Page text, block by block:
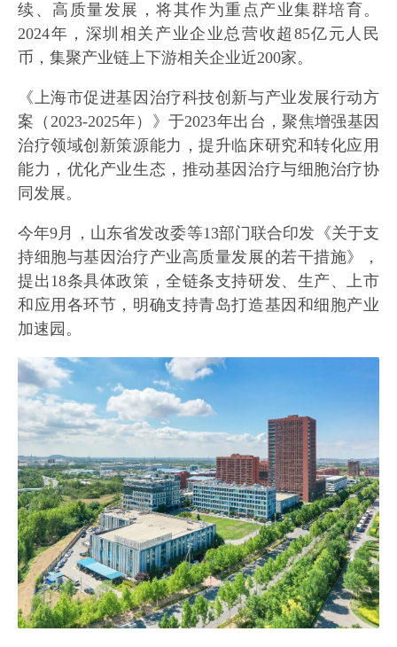
续、高质量发展，将其作为重点产业集群培育。
2024年，深圳相关产业企业总营收超85亿元人民
币，集聚产业链上下游相关企业近200家。
《上海市促进基因治疗科技创新与产业发展行动方
案（2023-2025年）》于2023年出台，聚焦增强基因
治疗领域创新策源能力，提升临床研究和转化应用
能力，优化产业生态，推动基因治疗与细胞治疗协
同发展。
今年9月，山东省发改委等13部门联合印发《关于支
持细胞与基因治疗产业高质量发展的若干措施》，
提出18条具体政策，全链条支持研发、生产、上市
和应用各环节，明确支持青岛打造基因和细胞产业
加速园。